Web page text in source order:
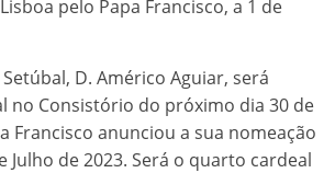
pelo Papa Francisco, a 1 de
D. Américo Aguiar, será
no Consistório do próximo dia 30 de
Francisco anunciou a sua nomeação
Julho de 2023. Será o quarto cardeal